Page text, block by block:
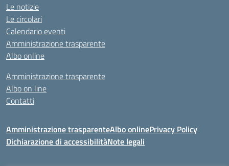
Le notizie
Le circolari
Calendario eventi
Amministrazione trasparente
Albo online
Amministrazione trasparente
Albo on line
Contatti
Amministrazione trasparenteAlbo onlinePrivacy Policy
Dichiarazione di accessibilitàNote legali